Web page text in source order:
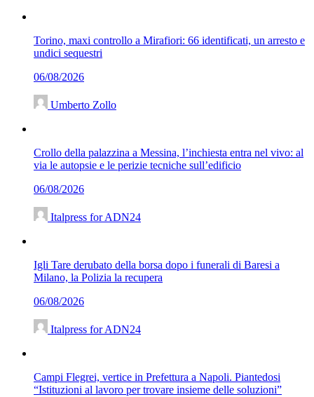
Torino, maxi controllo a Mirafiori: 66 identificati, un arresto e
undici sequestri
06/08/2026
Umberto Zollo
Crollo della palazzina a Messina, l’inchiesta entra nel vivo: al
via le autopsie e le perizie tecniche sull’edificio
06/08/2026
Italpress for ADN24
Igli Tare derubato della borsa dopo i funerali di Baresi a
Milano, la Polizia la recupera
06/08/2026
Italpress for ADN24
Campi Flegrei, vertice in Prefettura a Napoli. Piantedosi
“Istituzioni al lavoro per trovare insieme delle soluzioni”